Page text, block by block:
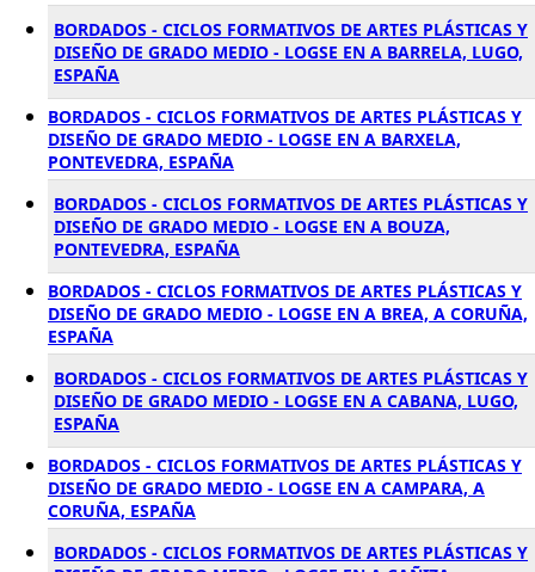
BORDADOS - CICLOS FORMATIVOS DE ARTES PLÁSTICAS Y
DISEÑO DE GRADO MEDIO - LOGSE EN A BARRELA, LUGO,
ESPAÑA
BORDADOS - CICLOS FORMATIVOS DE ARTES PLÁSTICAS Y
DISEÑO DE GRADO MEDIO - LOGSE EN A BARXELA,
PONTEVEDRA, ESPAÑA
BORDADOS - CICLOS FORMATIVOS DE ARTES PLÁSTICAS Y
DISEÑO DE GRADO MEDIO - LOGSE EN A BOUZA,
PONTEVEDRA, ESPAÑA
BORDADOS - CICLOS FORMATIVOS DE ARTES PLÁSTICAS Y
DISEÑO DE GRADO MEDIO - LOGSE EN A BREA, A CORUÑA,
ESPAÑA
BORDADOS - CICLOS FORMATIVOS DE ARTES PLÁSTICAS Y
DISEÑO DE GRADO MEDIO - LOGSE EN A CABANA, LUGO,
ESPAÑA
BORDADOS - CICLOS FORMATIVOS DE ARTES PLÁSTICAS Y
DISEÑO DE GRADO MEDIO - LOGSE EN A CAMPARA, A
CORUÑA, ESPAÑA
BORDADOS - CICLOS FORMATIVOS DE ARTES PLÁSTICAS Y